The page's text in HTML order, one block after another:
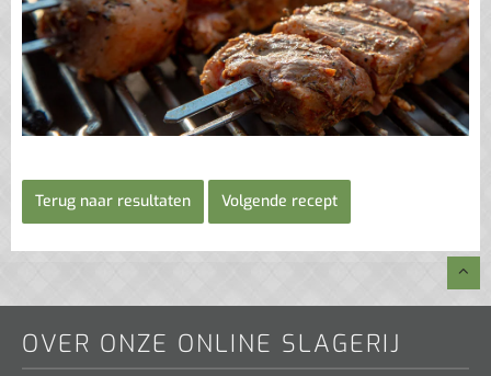
Terug naar resultaten Volgende recept
OVER ONZE ONLINE SLAGERIJ